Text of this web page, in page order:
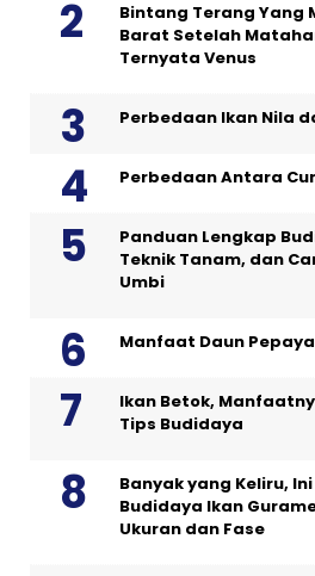
Bintang Terang Yang
Barat Setelah
Ternyata Venus
Perbedaan Ikan Nila
Perbedaan Antara
Panduan Lengkap
Teknik Tanam, dan
Umbi
Manfaat Daun
Ikan Betok,
Tips Budidaya
Banyak yang Keliru,
Budidaya Ikan
Ukuran dan Fase